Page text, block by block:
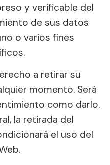
y verificable del
de sus datos
o varios fines
a retirar su
momento. Será
como darlo.
la retirada del
el uso del